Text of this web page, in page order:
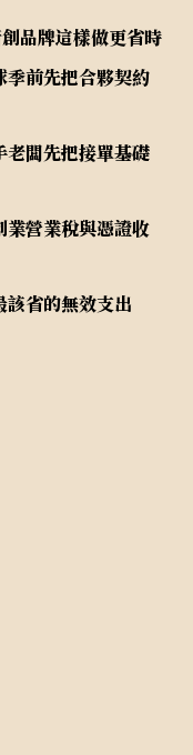
品牌這樣做更省時
前先把合夥契約
闆先把接單基礎
業營業稅與憑證收
省的無效支出